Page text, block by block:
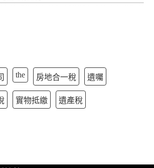
the 房地合一稅 遺囑
實物抵繳 遺產稅